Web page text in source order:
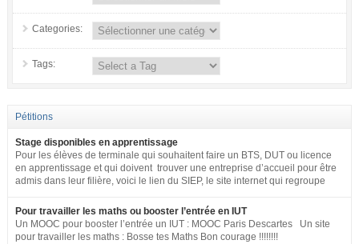
Categories:
Tags:
Pétitions
Stage disponibles en apprentissage
Pour les élèves de terminale qui souhaitent faire un BTS, DUT ou licence
en apprentissage et qui doivent trouver une entreprise d’accueil pour être
admis dans leur filière, voici le lien du SIEP, le site internet qui regroupe
pour toute la fonction publique + SNCF. http://www.fonction-
publique.gouv.fr/biep/bienvenue-sur-la-bourse-interministerielle-de-
lemploi-public
Pour travailler les maths ou booster l’entrée en IUT
Un MOOC pour booster l’entrée un IUT : MOOC Paris Descartes Un site
pour travailler les maths : Bosse tes Maths Bon courage !!!!!!!!